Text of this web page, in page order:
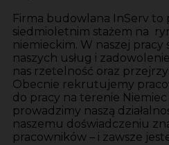
Firma budowlana InServ to
siedmioletnim stażem na
niemieckim. W naszej pracy
naszych usług i
nas rzetelność oraz
Obecnie rekrutujemy
do pracy na terenie
prowadzimy naszą
naszemu doświadczeniu
pracowników – i zawsze